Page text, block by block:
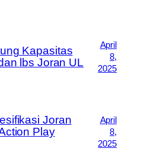
Kapasitas
lbs Joran UL
April
8,
2025
Joran
Play
April
8,
2025